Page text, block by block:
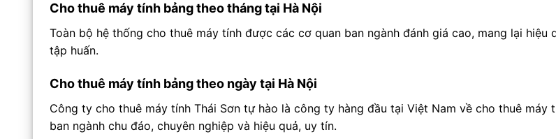
Cho thuê máy tính bảng theo tháng tại Hà Nội
Toàn bộ hệ thống cho thuê máy tính được các cơ quan ban ngành đánh giá cao, mang lại hiệu
tập huấn.
Cho thuê máy tính bảng theo ngày tại Hà Nội
Công ty cho thuê máy tính Thái Sơn tự hào là công ty hàng đầu tại Việt Nam về cho thuê máy
ban ngành chu đáo, chuyên nghiệp và hiệu quả, uy tín.